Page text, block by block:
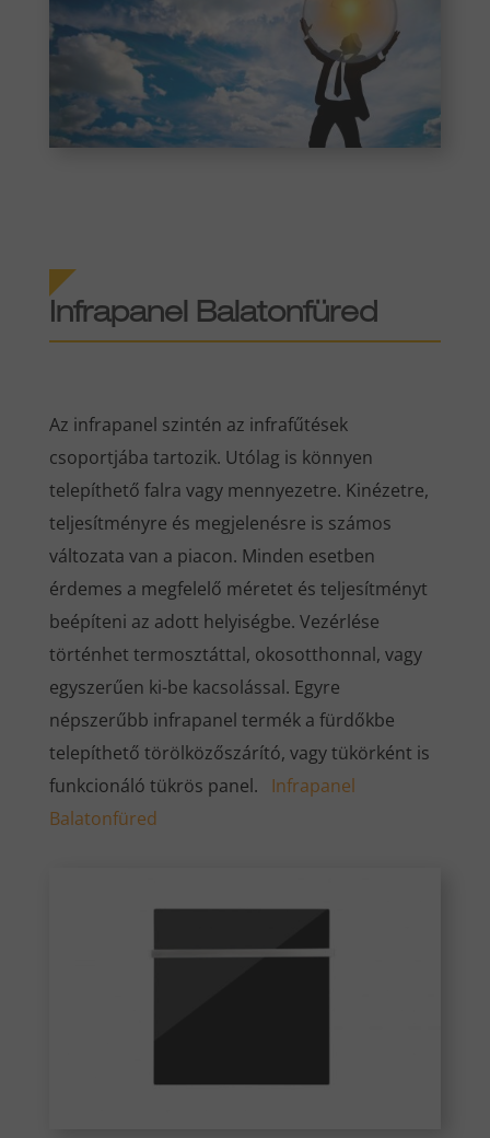
Infrapanel Balatonfüred
Az infrapanel szintén az infrafűtések
csoportjába tartozik. Utólag is könnyen
telepíthető falra vagy mennyezetre. Kinézetre,
teljesítményre és megjelenésre is számos
változata van a piacon. Minden esetben
érdemes a megfelelő méretet és teljesítményt
beépíteni az adott helyiségbe. Vezérlése
történhet termosztáttal, okosotthonnal, vagy
egyszerűen ki-be kacsolással. Egyre
népszerűbb infrapanel termék a fürdőkbe
telepíthető törölközőszárító, vagy tükörként is
funkcionáló tükrös panel. Infrapanel
Balatonfüred